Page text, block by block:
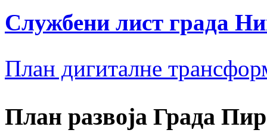
Службени лист града
План дигиталне
План развоја Града